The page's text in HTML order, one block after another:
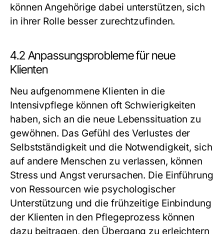
können Angehörige dabei unterstützen, sich
in ihrer Rolle besser zurechtzufinden.
4.2 Anpassungsprobleme für neue
Klienten
Neu aufgenommene Klienten in die
Intensivpflege können oft Schwierigkeiten
haben, sich an die neue Lebenssituation zu
gewöhnen. Das Gefühl des Verlustes der
Selbstständigkeit und die Notwendigkeit, sich
auf andere Menschen zu verlassen, können
Stress und Angst verursachen. Die Einführung
von Ressourcen wie psychologischer
Unterstützung und die frühzeitige Einbindung
der Klienten in den Pflegeprozess können
dazu beitragen, den Übergang zu erleichtern